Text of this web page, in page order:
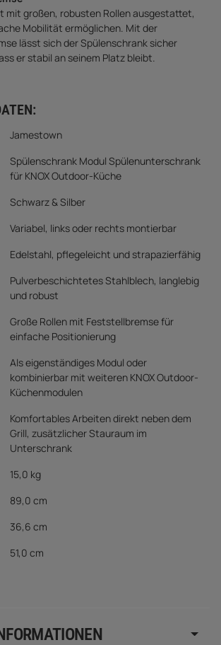
mit großen, robusten Rollen ausgestattet,
Mobilität ermöglichen. Mit der
lässt sich der Spülenschrank sicher
er stabil an seinem Platz bleibt.
Jamestown
Spülenschrank Modul Spülenunterschrank
für KNOX Outdoor-Küche
Schwarz & Silber
Variabel, links oder rechts montierbar
Edelstahl, pflegeleicht und strapazierfähig
Pulverbeschichtetes Stahlblech, langlebig
und robust
Große Rollen mit Feststellbremse für
einfache Positionierung
Als eigenständiges Modul oder
kombinierbar mit weiteren KNOX Outdoor-
Küchenmodulen
Komfortables Arbeiten direkt neben dem
Grill, zusätzlicher Stauraum im
Unterschrank
15,0 kg
89,0 cm
36,6 cm
51,0 cm